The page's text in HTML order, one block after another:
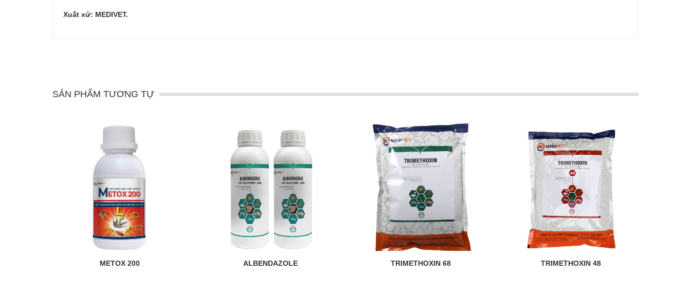
Xuất xứ: MEDIVET.
SẢN PHẨM TƯƠNG TỰ
METOX 200 ALBENDAZOLE TRIMETHOXIN 68 TRIMETHOXIN 48